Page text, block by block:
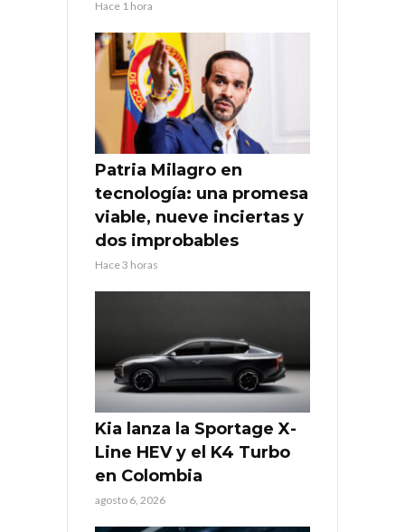
Hace 1 hora
Patria Milagro en
tecnología: una promesa
viable, nueve inciertas y
dos improbables
Hace 3 horas
Kia lanza la Sportage X-
Line HEV y el K4 Turbo
en Colombia
agosto 6, 2026